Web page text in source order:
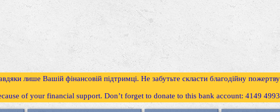
лише Вашій фінансовій підтримці. Не забутьте скласти благодійну
of your financial support. Don’t forget to donate to this bank account: 4149